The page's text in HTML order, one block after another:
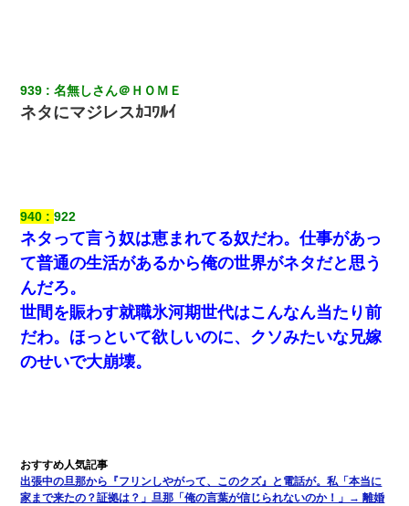
939 名無しさん＠ＨＯＭＥ
ネタにマジレスｶｺﾜﾙｲ
940 922
ネタって言う奴は恵まれてる奴だわ。仕事があっ
て普通の生活があるから俺の世界がネタだと思う
んだろ。
世間を賑わす就職氷河期世代はこんなん当たり前
だわ。ほっといて欲しいのに、クソみたいな兄嫁
のせいで大崩壊。
出張中の旦那から『フリンしやがって、このクズ』と電話が。私「本当に
家まで来たの？証拠は？」旦那「俺の言葉が信じられないのか！」→ 離婚